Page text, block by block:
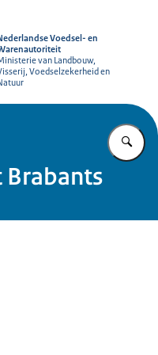
Voedsel- en
van Landbouw,
Voedselzekerheid en
Brabants